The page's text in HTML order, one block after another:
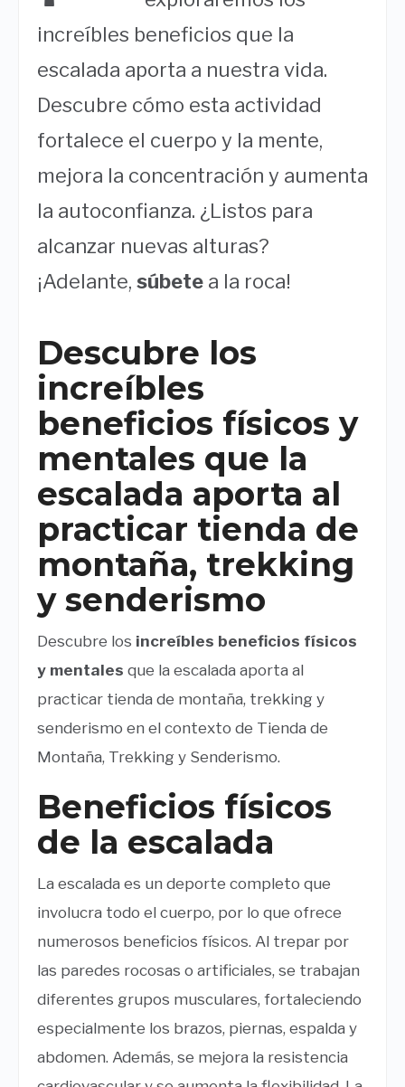
increíbles beneficios que la
escalada aporta a nuestra vida.
Descubre cómo esta actividad
fortalece el cuerpo y la mente,
mejora la concentración y aumenta
la autoconfianza. ¿Listos para
alcanzar nuevas alturas?
¡Adelante, súbete a la roca!
Descubre los
increíbles
beneficios físicos y
mentales que la
escalada aporta al
practicar tienda de
montaña, trekking
y senderismo
Descubre los increíbles beneficios físicos
y mentales que la escalada aporta al
practicar tienda de montaña, trekking y
senderismo en el contexto de Tienda de
Montaña, Trekking y Senderismo.
Beneficios físicos
de la escalada
La escalada es un deporte completo que
involucra todo el cuerpo, por lo que ofrece
numerosos beneficios físicos. Al trepar por
las paredes rocosas o artificiales, se trabajan
diferentes grupos musculares, fortaleciendo
especialmente los brazos, piernas, espalda y
abdomen. Además, se mejora la resistencia